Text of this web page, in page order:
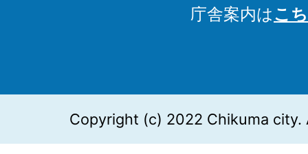
庁舎案内はこ
Copyright (c) 2022 Chikuma city.